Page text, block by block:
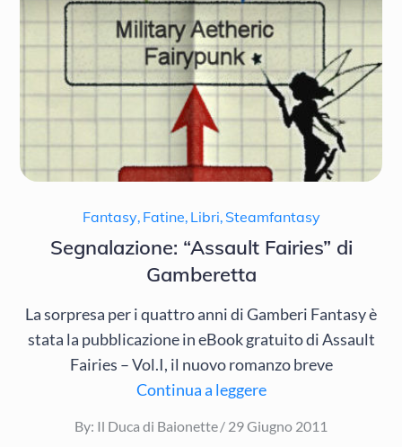
Fantasy, Fatine, Libri, Steamfantasy
Segnalazione: “Assault Fairies” di
Gamberetta
La sorpresa per i quattro anni di Gamberi Fantasy è
stata la pubblicazione in eBook gratuito di Assault
Fairies – Vol.I, il nuovo romanzo breve
Continua a leggere
By: Il Duca di Baionette
Posted
29 Giugno 2011